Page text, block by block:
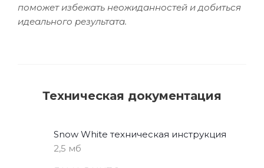
поможет избежать неожиданностей и добиться
идеального результата.
Техническая документация
Snow White техническая инструкция
2,5 мб